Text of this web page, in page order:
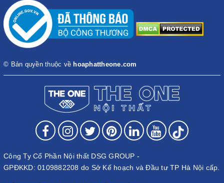
© Bản quyền thuộc về hoaphattheone.com
Công Ty Cổ Phần Nội thất DSG GROUP -
GPĐKKD: 0109882208 do Sở Kế hoạch và Đầu tư TP Hà Nội cấp.